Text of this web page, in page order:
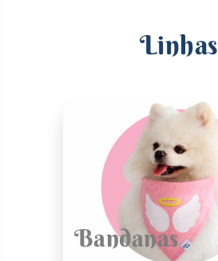
Linhas
Bandanas